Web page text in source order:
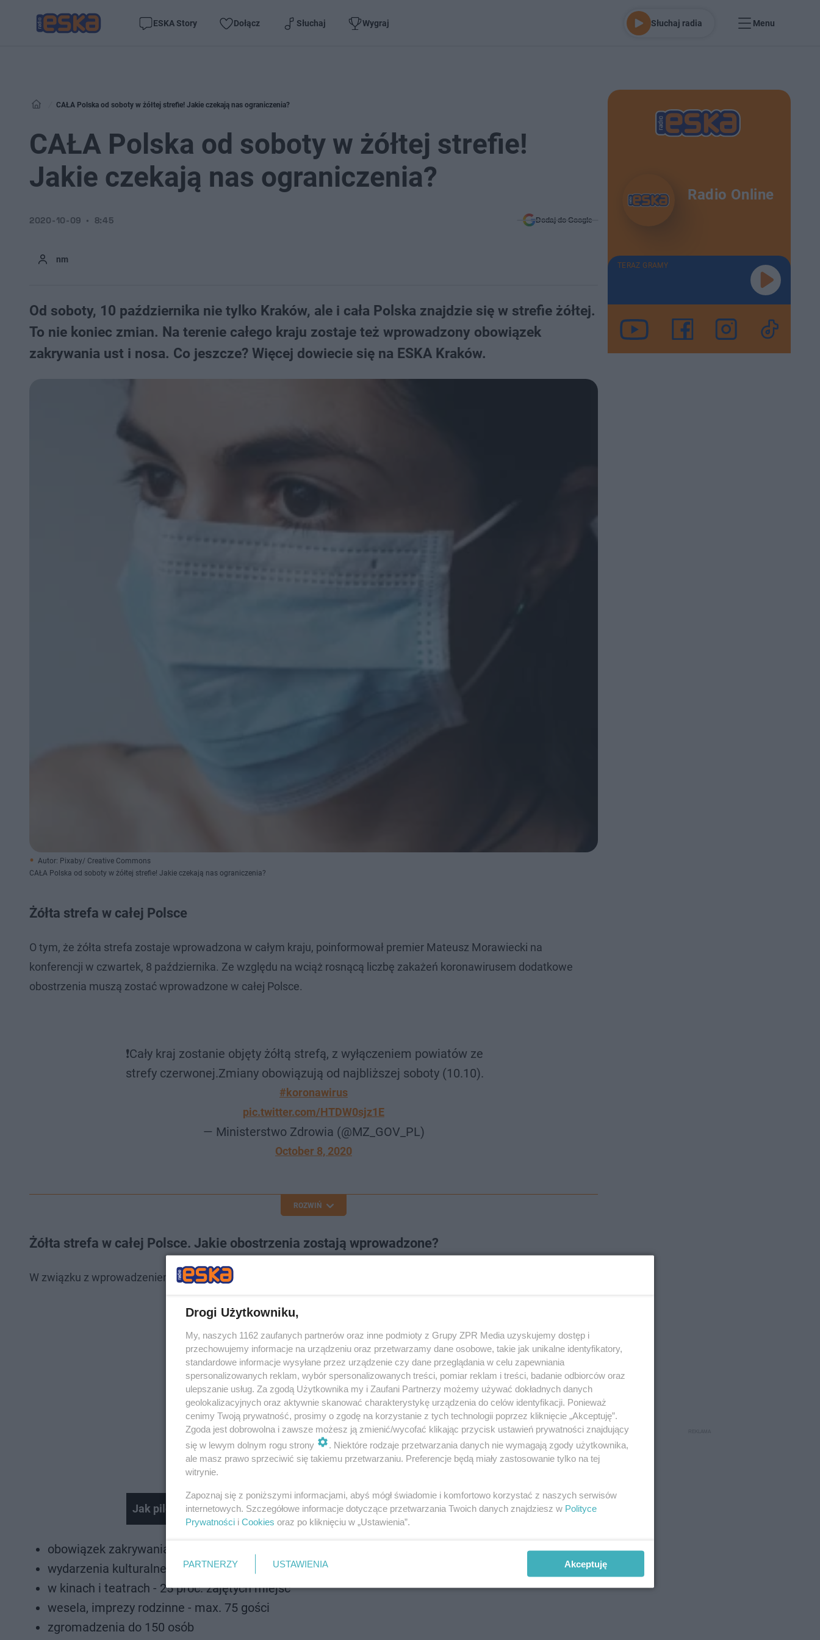
ESKA Story Dołącz Słuchaj Wygraj Słuchaj radia Menu
CAŁA Polska od soboty w żółtej strefie! Jakie czekają nas ograniczenia?
CAŁA Polska od soboty w żółtej strefie!
Jakie czekają nas ograniczenia?
nm
2020-10-09 8:45 Dodaj do Google
Od soboty, 10 października nie tylko Kraków, ale i cała Polska znajdzie się w strefie żółtej.
To nie koniec zmian. Na terenie całego kraju zostaje też wprowadzony obowiązek
zakrywania ust i nosa. Co jeszcze? Więcej dowiecie się na ESKA Kraków.
Autor: Pixaby/ Creative Commons
CAŁA Polska od soboty w żółtej strefie! Jakie czekają nas ograniczenia?
Żółta strefa w całej Polsce
O tym, że żółta strefa zostaje wprowadzona w całym kraju, poinformował premier Mateusz Morawiecki na
konferencji w czwartek, 8 października. Ze względu na wciąż rosnącą liczbę zakażeń koronawirusem dodatkowe
obostrzenia muszą zostać wprowadzone w całej Polsce.
❗Cały kraj zostanie objęty żółtą strefą, z wyłączeniem powiatów ze
strefy czerwonej.Zmiany obowiązują od najbliższej soboty (10.10).
#koronawirus
pic.twitter.com/HTDW0sjz1E
— Ministerstwo Zdrowia (@MZ_GOV_PL)
October 8, 2020
ROZWIŃ
Żółta strefa w całej Polsce. Jakie obostrzenia zostają wprowadzone?
W związku z wprowadzeniem żółtej strefy w całej Polsce trzeba liczyć się z następującymi obostrzeniami:
Jak pilotuje się samolot? Sprawdziliśmy
Spróbuj ponownie
obowiązek zakrywania ust i nosa
wydarzenia kulturalne - z udziałem 25 proc. publiczności; w plenerze - max. 100 osób
w kinach i teatrach - 25 proc. zajętych miejsc
wesela, imprezy rodzinne - max. 75 gości
zgromadzenia do 150 osób
Radio Online
TERAZ GRAMY
Drogi Użytkowniku,
My, naszych 1162 zaufanych partnerów oraz inne podmioty z Grupy ZPR Media uzyskujemy dostęp i
przechowujemy informacje na urządzeniu oraz przetwarzamy dane osobowe, takie jak unikalne identyfikatory,
standardowe informacje wysyłane przez urządzenie czy dane przeglądania w celu zapewniania
spersonalizowanych reklam, wybór spersonalizowanych treści, pomiar reklam i treści, badanie odbiorców oraz
ulepszanie usług. Za zgodą Użytkownika my i Zaufani Partnerzy możemy używać dokładnych danych
geolokalizacyjnych oraz aktywnie skanować charakterystykę urządzenia do celów identyfikacji. Ponieważ
cenimy Twoją prywatność, prosimy o zgodę na korzystanie z tych technologii poprzez kliknięcie „Akceptuję”.
Zgoda jest dobrowolna i zawsze możesz ją zmienić/wycofać klikając przycisk ustawień prywatności znajdujący
się w lewym dolnym rogu strony
. Niektóre rodzaje przetwarzania danych nie wymagają zgody użytkownika,
ale masz prawo sprzeciwić się takiemu przetwarzaniu. Preferencje będą miały zastosowanie tylko na tej
witrynie.
Zapoznaj się z poniższymi informacjami, abyś mógł świadomie i komfortowo korzystać z naszych serwisów
internetowych. Szczegółowe informacje dotyczące przetwarzania Twoich danych znajdziesz w Polityce
Prywatności i Cookies oraz po kliknięciu w „Ustawienia”.
PARTNERZY USTAWIENIA Akceptuję